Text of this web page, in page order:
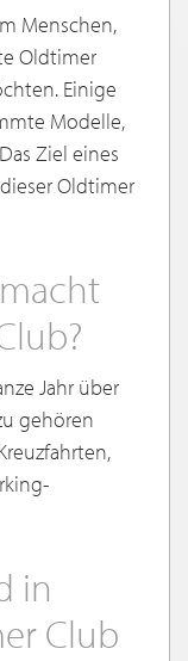
Menschen,
Oldtimer
Einige
Modelle,
Ziel eines
Oldtimer
Jahr über
gehören
in
Club